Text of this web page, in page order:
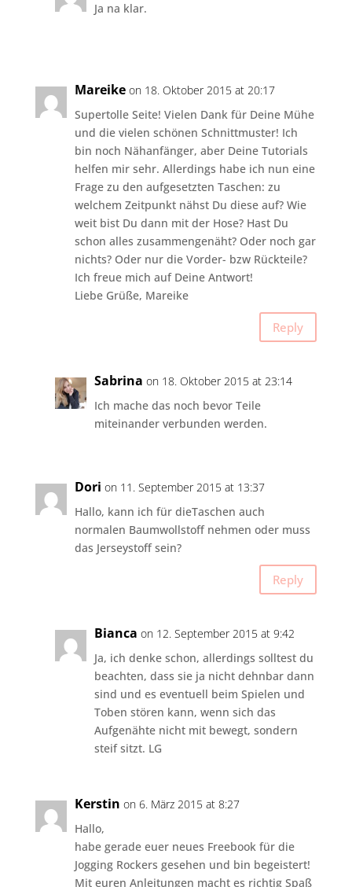
Ja na klar.
Mareike on 18. Oktober 2015 at 20:17
Supertolle Seite! Vielen Dank für Deine Mühe
und die vielen schönen Schnittmuster! Ich
bin noch Nähanfänger, aber Deine Tutorials
helfen mir sehr. Allerdings habe ich nun eine
Frage zu den aufgesetzten Taschen: zu
welchem Zeitpunkt nähst Du diese auf? Wie
weit bist Du dann mit der Hose? Hast Du
schon alles zusammengenäht? Oder noch gar
nichts? Oder nur die Vorder- bzw Rückteile?
Ich freue mich auf Deine Antwort!
Liebe Grüße, Mareike
Reply
Sabrina on 18. Oktober 2015 at 23:14
Ich mache das noch bevor Teile
miteinander verbunden werden.
Dori on 11. September 2015 at 13:37
Hallo, kann ich für dieTaschen auch
normalen Baumwollstoff nehmen oder muss
das Jerseystoff sein?
Reply
Bianca on 12. September 2015 at 9:42
Ja, ich denke schon, allerdings solltest du
beachten, dass sie ja nicht dehnbar dann
sind und es eventuell beim Spielen und
Toben stören kann, wenn sich das
Aufgenähte nicht mit bewegt, sondern
steif sitzt. LG
Kerstin on 6. März 2015 at 8:27
Hallo,
habe gerade euer neues Freebook für die
Jogging Rockers gesehen und bin begeistert!
Mit euren Anleitungen macht es richtig Spaß